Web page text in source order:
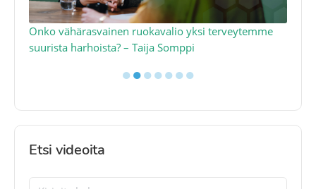
Onko vähärasvainen ruokavalio yksi terveytemme
suurista harhoista? – Taija Somppi
●●●●●●●
Etsi videoita